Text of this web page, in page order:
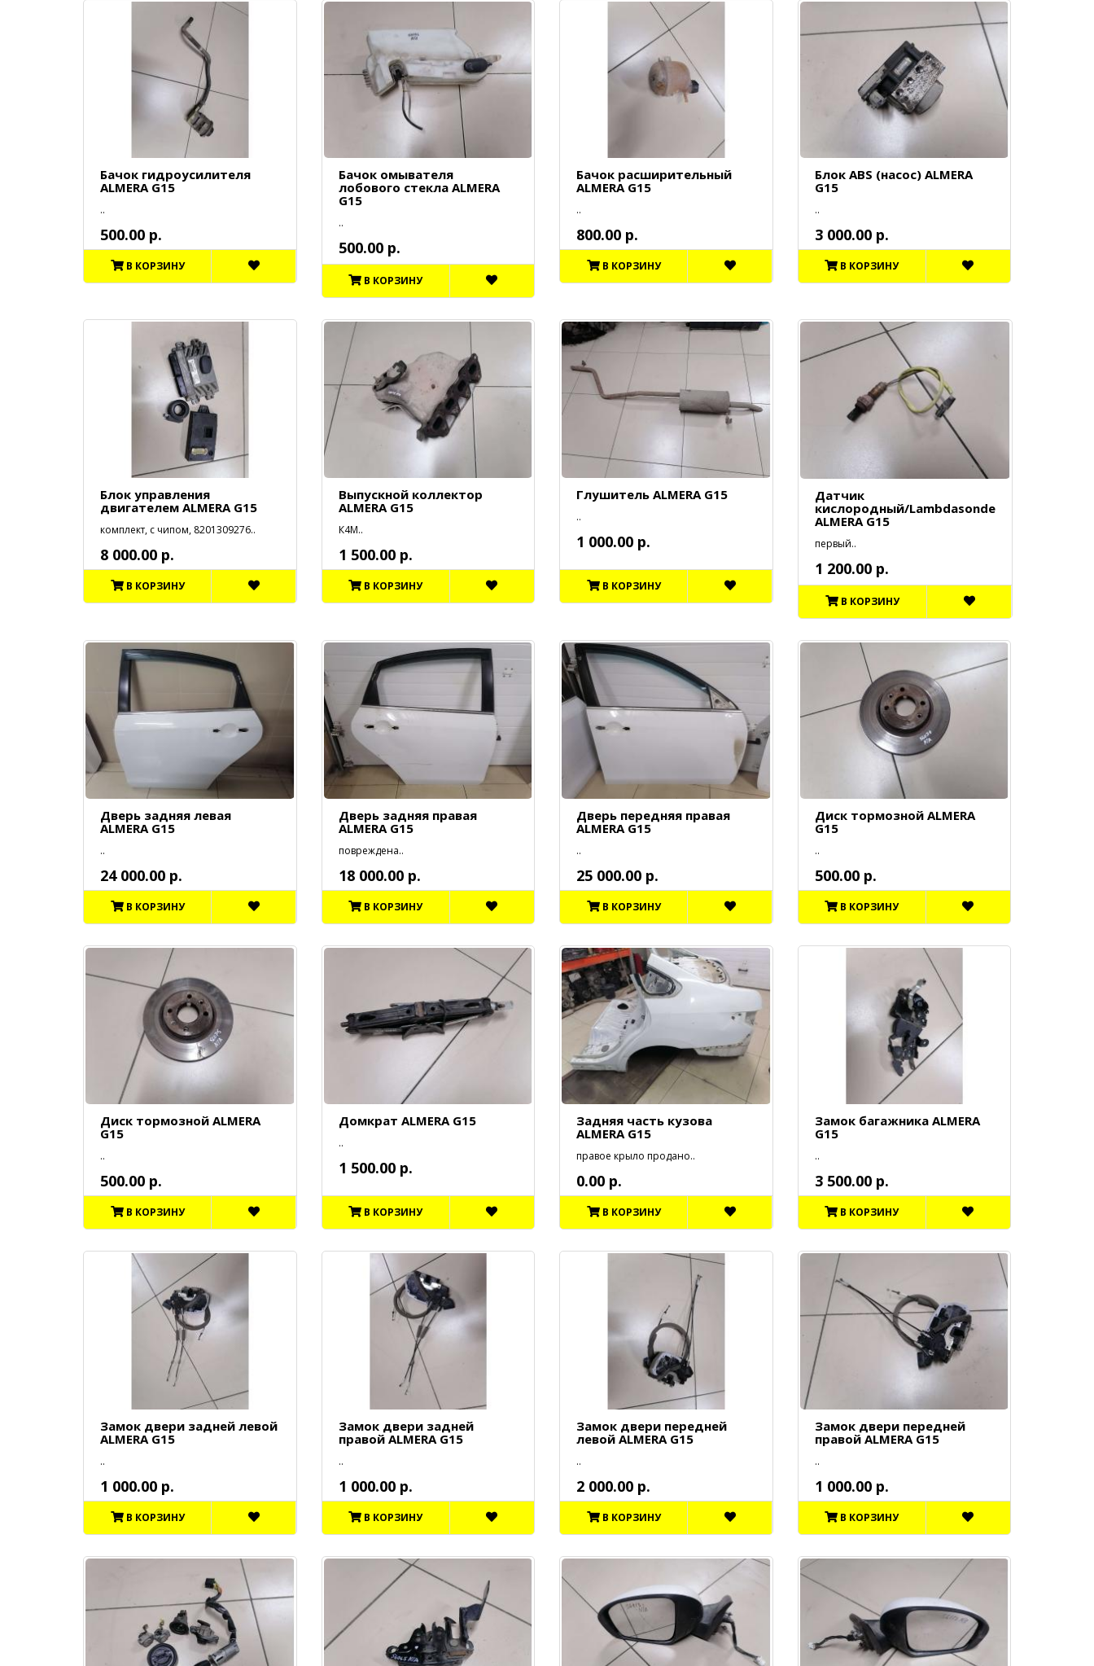
Бачок гидроусилителя
ALMERA G15
..
500.00 р.
В КОРЗИНУ
Бачок омывателя
лобового стекла ALMERA
G15
..
500.00 р.
В КОРЗИНУ
Бачок расширительный
ALMERA G15
..
800.00 р.
В КОРЗИНУ
Блок ABS (насос) ALMERA
G15
..
3 000.00 р.
В КОРЗИНУ
Блок управления
двигателем ALMERA G15
комплект, с чипом, 8201309276..
8 000.00 р.
В КОРЗИНУ
Выпускной коллектор
ALMERA G15
К4М..
1 500.00 р.
В КОРЗИНУ
Глушитель ALMERA G15
..
1 000.00 р.
В КОРЗИНУ
Датчик
кислородный/Lambdasonde
ALMERA G15
первый..
1 200.00 р.
В КОРЗИНУ
Дверь задняя левая
ALMERA G15
..
24 000.00 р.
В КОРЗИНУ
Дверь задняя правая
ALMERA G15
повреждена..
18 000.00 р.
В КОРЗИНУ
Дверь передняя правая
ALMERA G15
..
25 000.00 р.
В КОРЗИНУ
Диск тормозной ALMERA
G15
..
500.00 р.
В КОРЗИНУ
Диск тормозной ALMERA
G15
..
500.00 р.
В КОРЗИНУ
Домкрат ALMERA G15
..
1 500.00 р.
В КОРЗИНУ
Задняя часть кузова
ALMERA G15
правое крыло продано..
0.00 р.
В КОРЗИНУ
Замок багажника ALMERA
G15
..
3 500.00 р.
В КОРЗИНУ
Замок двери задней левой
ALMERA G15
..
1 000.00 р.
В КОРЗИНУ
Замок двери задней
правой ALMERA G15
..
1 000.00 р.
В КОРЗИНУ
Замок двери передней
левой ALMERA G15
..
2 000.00 р.
В КОРЗИНУ
Замок двери передней
правой ALMERA G15
..
1 000.00 р.
В КОРЗИНУ